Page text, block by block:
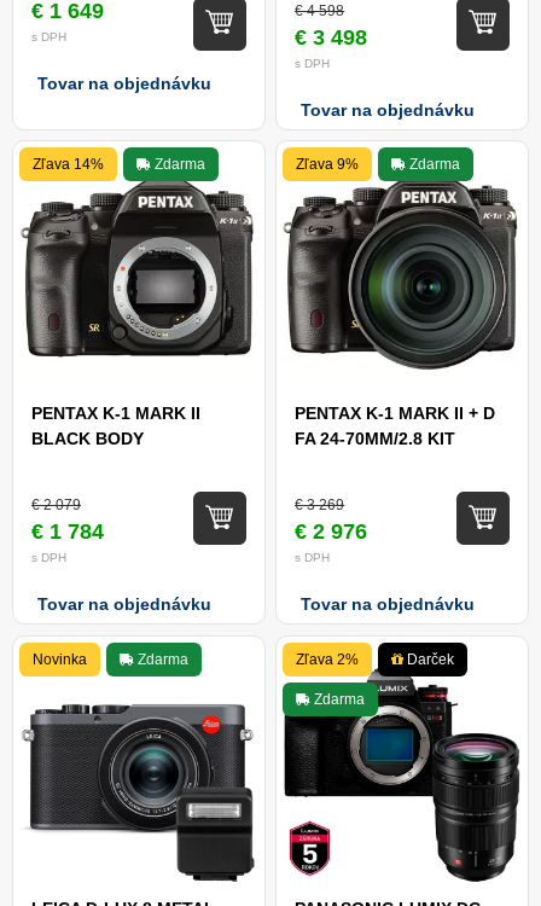
€ 1 649
s DPH
Tovar na objednávku
€ 4 598
€ 3 498
s DPH
Tovar na objednávku
Zľava 14% Zdarma
PENTAX K-1 MARK II
BLACK BODY
€ 2 079
€ 1 784
s DPH
Tovar na objednávku
Zľava 9% Zdarma
PENTAX K-1 MARK II + D
FA 24-70MM/2.8 KIT
€ 3 269
€ 2 976
s DPH
Tovar na objednávku
Novinka Zdarma Zľava 2% Darček
Zdarma